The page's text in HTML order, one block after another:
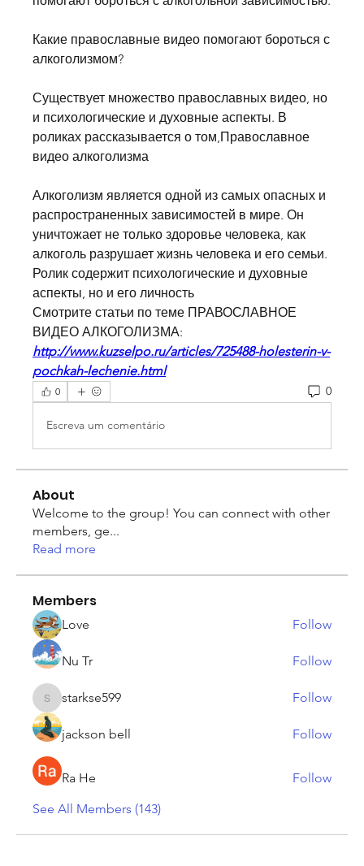
Какие православные видео помогают бороться с
алкоголизмом?
Существует множество православных видео, но
и психологические и духовные аспекты. В
роликах рассказывается о том,Православное
видео алкоголизма
Алкоголизм является одной из самых опасных и
распространенных зависимостей в мире. Он
уничтожает не только здоровье человека, как
алкоголь разрушает жизнь человека и его семьи.
Ролик содержит психологические и духовные
аспекты, но и его личность
Смотрите статьи по теме ПРАВОСЛАВНОЕ
ВИДЕО АЛКОГОЛИЗМА:
http://www.kuzselpo.ru/articles/725488-holesterin-v-
pochkah-lechenie.html
0 0
Escreva um comentário
About
Welcome to the group! You can connect with other
members, ge...
Read more
Members
Love Follow
Nu Tr Follow
starkse599
starkse599 Follow
jackson bell Follow
Ra He
Follow
See All Members (143)